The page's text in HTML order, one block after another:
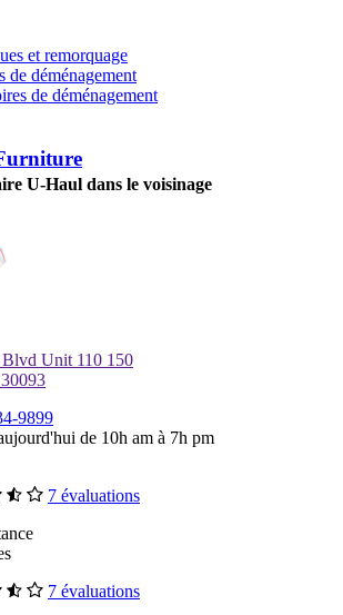
et remorquage
de déménagement
de déménagement
U-Haul dans le voisinage
Unit 110 150
9899
de 10h am à 7h pm
7 évaluations
7 évaluations